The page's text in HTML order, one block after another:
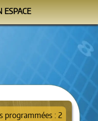
ESPACE
programmées : 2